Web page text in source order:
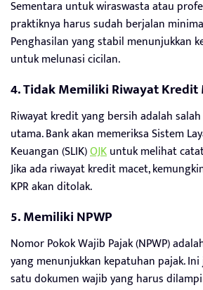
Sementara untuk wiraswasta atau
praktiknya harus sudah berjalan
Penghasilan yang stabil menunjukkan
untuk melunasi cicilan.
4. Tidak Memiliki Riwayat Kredit
Riwayat kredit yang bersih adalah
utama. Bank akan memeriksa Sistem
Keuangan (SLIK)OJKuntuk melihat
Jika ada riwayat kredit macet,
KPR akan ditolak.
5. Memiliki NPWP
Nomor Pokok Wajib Pajak (NPWP)
yang menunjukkan kepatuhan pajak.
satu dokumen wajib yang harus